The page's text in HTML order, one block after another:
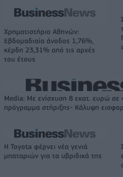
Χρηματιστήριο Αθηνών:
Εβδομαδιαία άνοδος 1,76%,
κέρδη 23,31% από τις αρχές
του έτους
Media: Με ενίσχυση 8 εκατ. ευρώ σε
πρόγραμμα στήριξης- Κάλυψη
Η Toyota φέρνει νέα γενιά
μπαταριών για τα υβριδικά της